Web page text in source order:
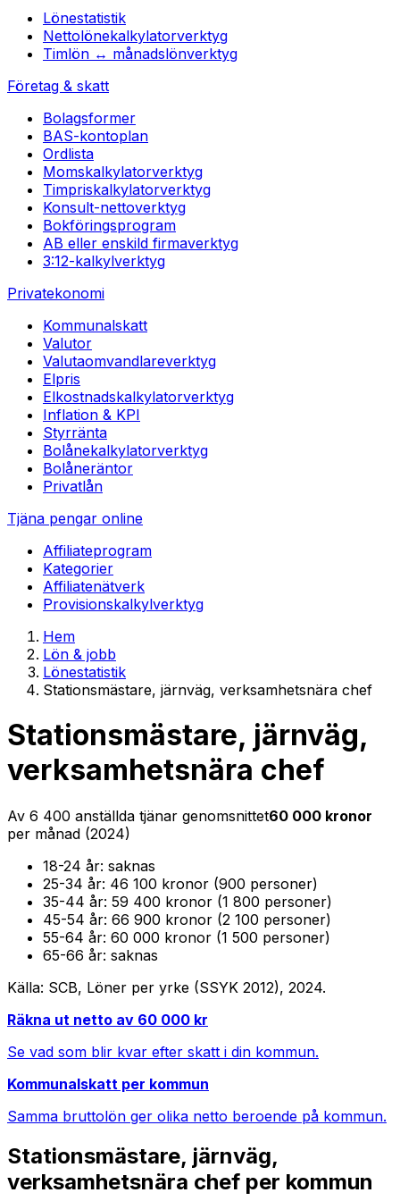
Lönestatistik
Nettolönekalkylatorverktyg
Timlön ↔ månadslönverktyg
Företag & skatt
Bolagsformer
BAS-kontoplan
Ordlista
Momskalkylatorverktyg
Timpriskalkylatorverktyg
Konsult-nettoverktyg
Bokföringsprogram
AB eller enskild firmaverktyg
3:12-kalkylverktyg
Privatekonomi
Kommunalskatt
Valutor
Valutaomvandlareverktyg
Elpris
Elkostnadskalkylatorverktyg
Inflation & KPI
Styrränta
Bolånekalkylatorverktyg
Bolåneräntor
Privatlån
Tjäna pengar online
Affiliateprogram
Kategorier
Affiliatenätverk
Provisionskalkylverktyg
Hem
Lön & jobb
Lönestatistik
Stationsmästare, järnväg, verksamhetsnära chef
Stationsmästare, järnväg,
verksamhetsnära chef
Av 6 400 anställda tjänar genomsnittet60 000 kronor
per månad (2024)
18-24 år: saknas
25-34 år: 46 100 kronor (900 personer)
35-44 år: 59 400 kronor (1 800 personer)
45-54 år: 66 900 kronor (2 100 personer)
55-64 år: 60 000 kronor (1 500 personer)
65-66 år: saknas
Källa: SCB, Löner per yrke (SSYK 2012), 2024.
Räkna ut netto av 60 000 kr
Se vad som blir kvar efter skatt i din kommun.
Kommunalskatt per kommun
Samma bruttolön ger olika netto beroende på kommun.
Stationsmästare, järnväg,
verksamhetsnära chef per kommun